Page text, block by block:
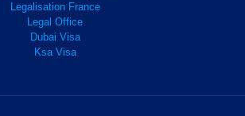
Legalisation France
Legal Office
Dubai Visa
Ksa Visa